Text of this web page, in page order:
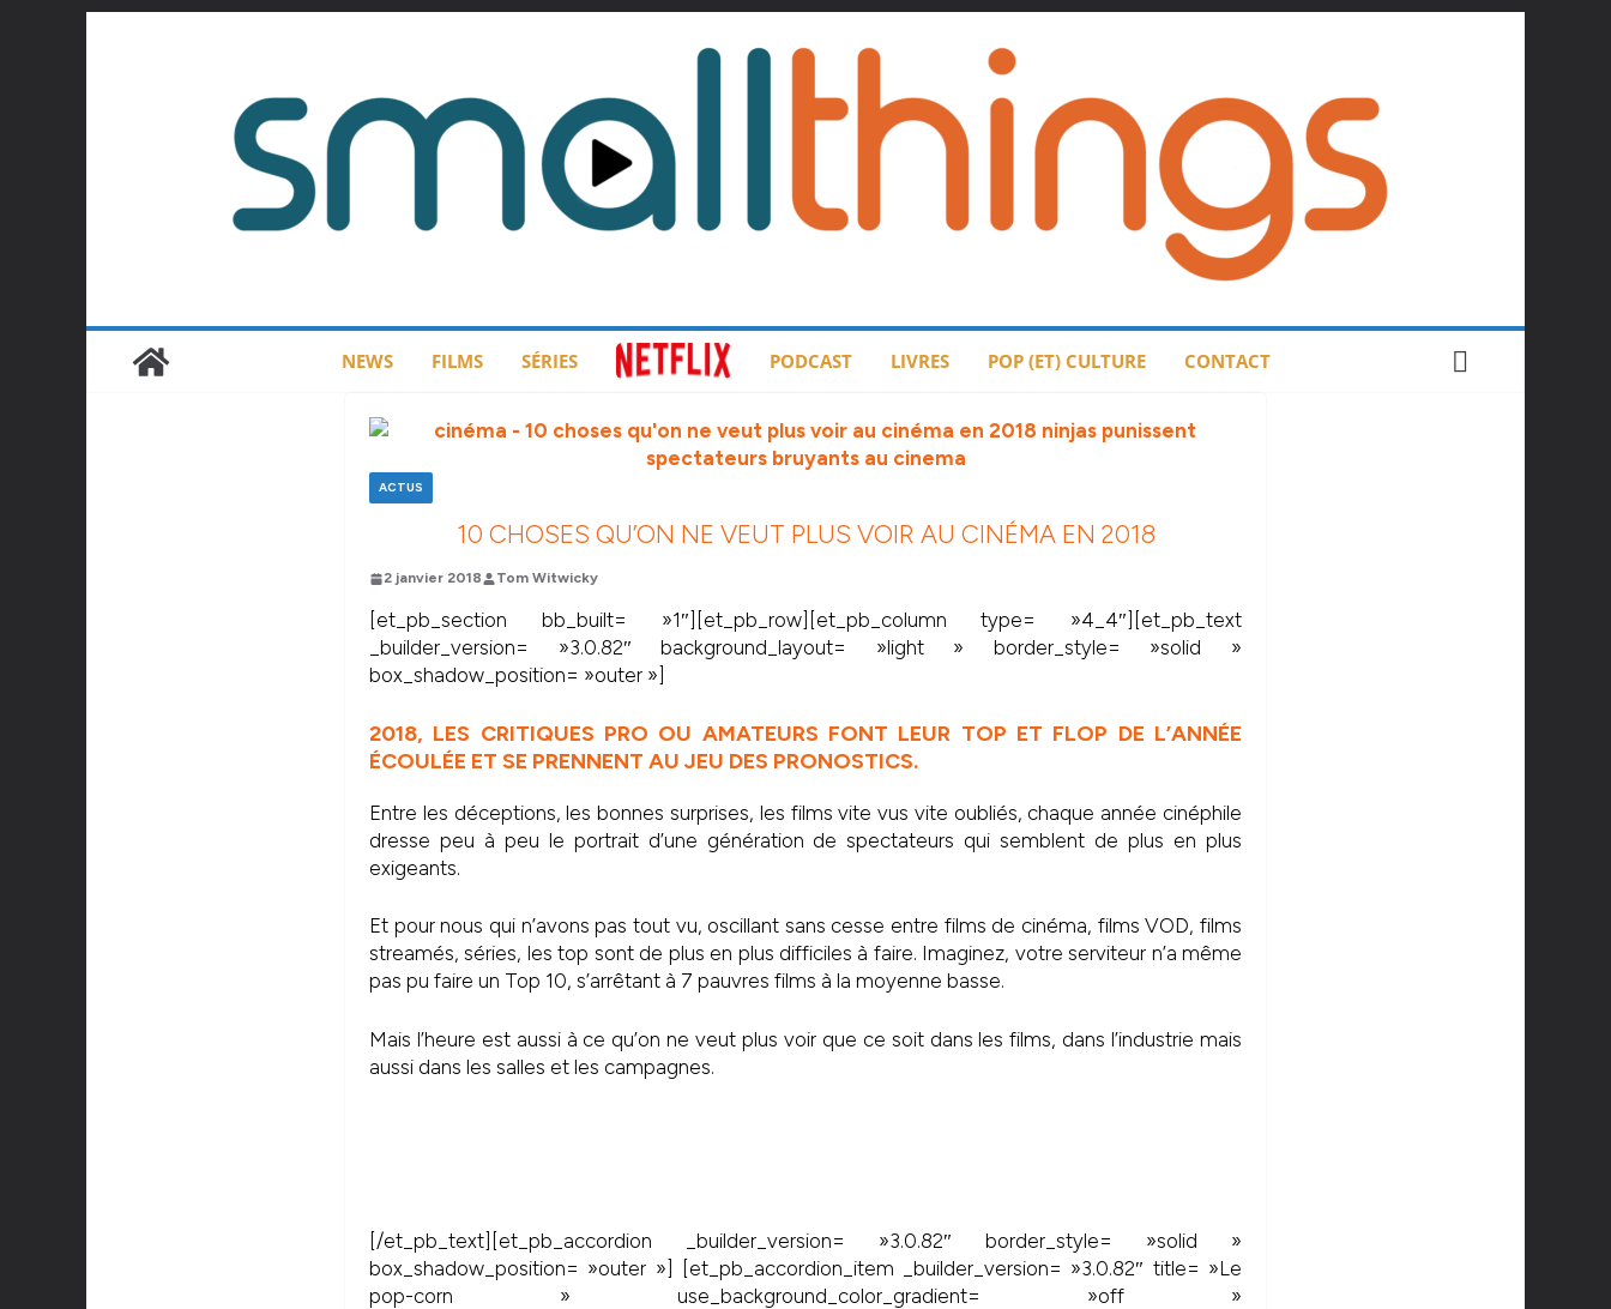
NEWS FILMS SÉRIES PODCAST LIVRES POP (ET) CULTURE CONTACT
ACTUS
10 CHOSES QU’ON NE VEUT PLUS VOIR AU CINÉMA EN 2018
2 janvier 2018 Tom Witwicky
[et_pb_section bb_built= »1″][et_pb_row][et_pb_column type= »4_4″][et_pb_text
_builder_version= »3.0.82″ background_layout= »light » border_style= »solid »
box_shadow_position= »outer »]
2018, LES CRITIQUES PRO OU AMATEURS FONT LEUR TOP ET FLOP DE L’ANNÉE
ÉCOULÉE ET SE PRENNENT AU JEU DES PRONOSTICS.
Entre les déceptions, les bonnes surprises, les films vite vus vite oubliés, chaque année cinéphile
dresse peu à peu le portrait d’une génération de spectateurs qui semblent de plus en plus
exigeants.
Et pour nous qui n’avons pas tout vu, oscillant sans cesse entre films de cinéma, films VOD, films
streamés, séries, les top sont de plus en plus difficiles à faire. Imaginez, votre serviteur n’a même
pas pu faire un Top 10, s’arrêtant à 7 pauvres films à la moyenne basse.
Mais l’heure est aussi à ce qu’on ne veut plus voir que ce soit dans les films, dans l’industrie mais
aussi dans les salles et les campagnes.
[/et_pb_text][et_pb_accordion _builder_version= »3.0.82″ border_style= »solid »
box_shadow_position= »outer »] [et_pb_accordion_item _builder_version= »3.0.82″ title= »Le
pop-corn » use_background_color_gradient= »off »